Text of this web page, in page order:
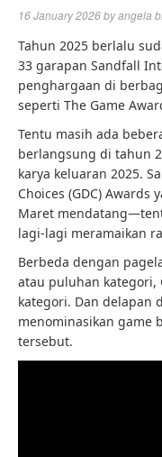
16 January 2026byangela
Tahun 2025 berlalu
33 garapan Sandfall
penghargaan di
seperti The Game
Tentu masih ada
berlangsung di tahun
karya keluaran 2025.
Choices (GDC)
Maret
lagi-lagi meramaikan
Berbeda dengan
atau puluhan kategori,
kategori. Dan delapan
menominasikan game
tersebut.